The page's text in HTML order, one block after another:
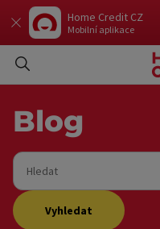
Home Credit CZ
Mobilní aplikace
Blog
Hledat
Vyhledat